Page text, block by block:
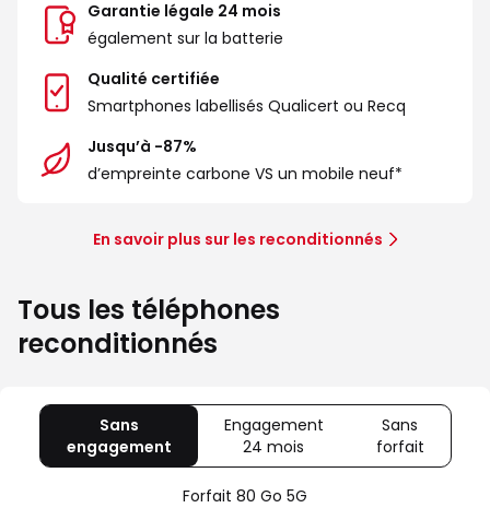
Garantie légale 24 mois
également sur la batterie
Qualité certifiée
Smartphones labellisés Qualicert ou Recq
Jusqu’à -87%
d’empreinte carbone VS un mobile neuf*
En savoir plus sur les reconditionnés
Tous les téléphones
reconditionnés
Sans
engagement
80
Go
Engagement
24 mois
Offre
spéciale
Sans
forfait
Sans
Forfait 80 Go 5G